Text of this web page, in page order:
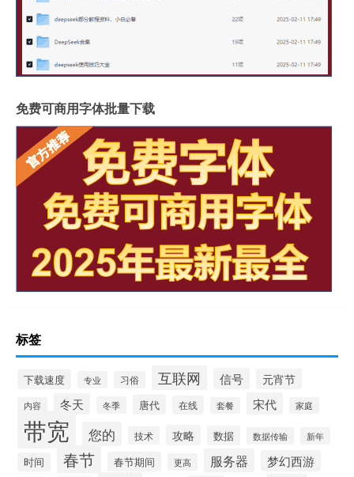
免费可商用字体批量下载
标签
下载速度 专业 习俗 互联网 信号 元宵节
内容 冬天 冬季 唐代 在线 套餐 宋代 家庭
带宽 您的 技术 攻略 数据 数据传输 新年
时间 春节 春节期间 更高 服务器 梦幻西游